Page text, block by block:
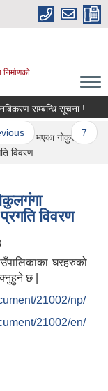
निर्माणको
सम्बन्धि सूचना !
… 7
भएका गोकुलगंगा
विवरण
विवरण
घरहरुको
छ |
21002/np/
21002/en/